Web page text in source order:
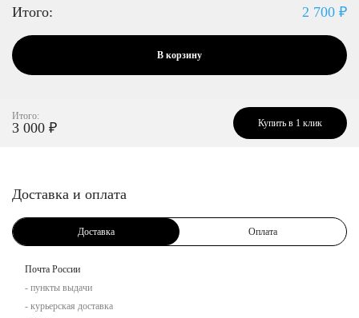
Итого: 2 700 ₽
В корзину
Итого:
3 000 ₽ Купить в 1 клик
Доставка и оплата
Доставка Оплата
Почта России
- пункты выдачи
- курьерская доставка